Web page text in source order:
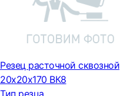
Резец расточной сквозной
20х20х170 ВК8